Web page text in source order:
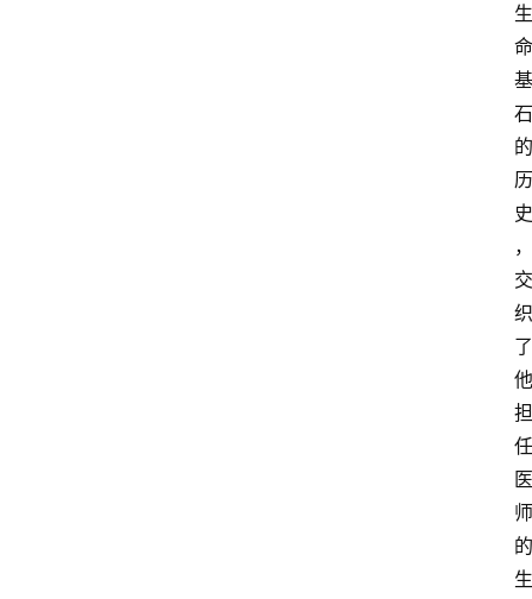
生
命
基
石
的
历
史
，
交
织
了
他
担
任
医
师
的
生